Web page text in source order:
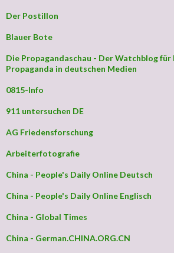
Der Postillon
Blauer Bote
Die Propagandaschau - Der Watchblog
Propaganda in deutschen Medien
0815-Info
911 untersuchen DE
AG Friedensforschung
Arbeiterfotografie
China - People's Daily Online Deutsch
China - People's Daily Online Englisch
China - Global Times
China - German.CHINA.ORG.CN